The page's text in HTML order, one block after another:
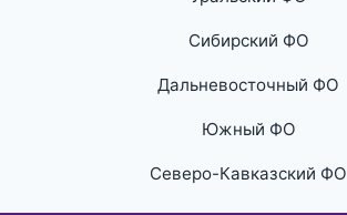
Сибирский ФО
Дальневосточный ФО
Южный ФО
Северо-Кавказский ФО